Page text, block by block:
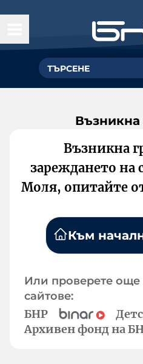
Възникна
зареждането на
Моля, опитайте
Към
Или проверете още
сайтове:
БНР
Архивен фонд на